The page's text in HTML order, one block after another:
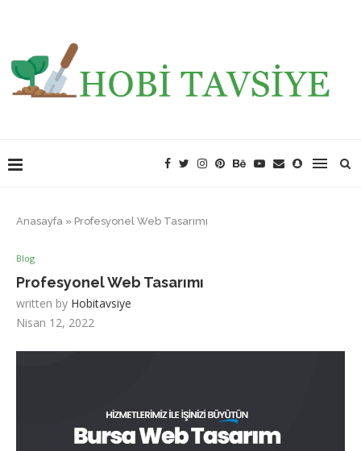
Anasayfa » Profesyonel Web Tasarımı
Blog
Profesyonel Web Tasarımı
written by Hobitavsiye
Nisan 12, 2022